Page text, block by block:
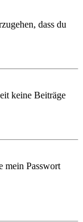
dass du
keine Beiträge
mein Passwort